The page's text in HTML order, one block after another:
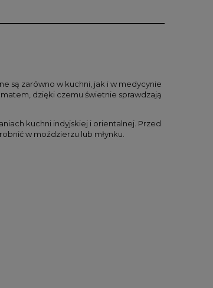
są zarówno w kuchni, jak i w medycynie
dzięki czemu świetnie sprawdzają
kuchni indyjskiej i orientalnej. Przed
w moździerzu lub młynku.